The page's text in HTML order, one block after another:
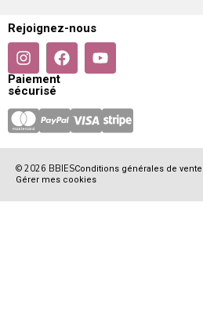
Rejoignez-nous
Paiement
sécurisé
© 2026 BBIESConditions générales de vente
Gérer mes cookies